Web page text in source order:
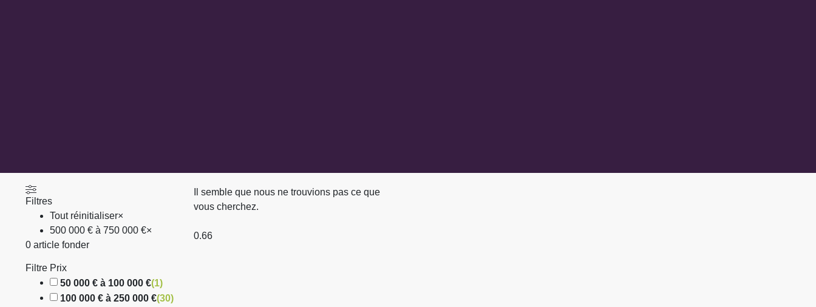
Filtres
Tout réinitialiser×
500 000 € à 750 000 €×
0 article fonder
Filtre Prix
50 000 € à 100 000 €(1)
100 000 € à 250 000 €(30)
Il semble que nous ne trouvions pas ce que
vous cherchez.